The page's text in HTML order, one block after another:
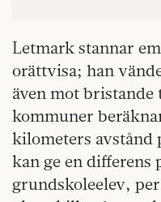
Letmark stannar
orättvisa; han
även mot bristande
kommuner
kilometers avstånd
kan ge en differens
grundskoleelev,